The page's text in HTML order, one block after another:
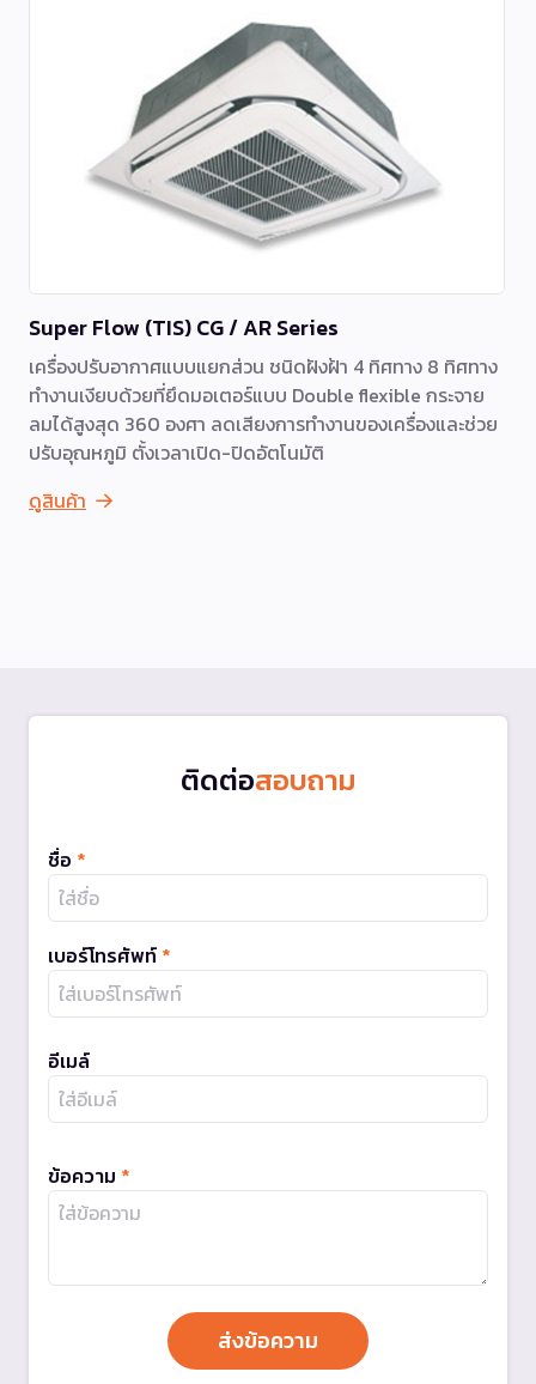
Super Flow (TIS) CG / AR Series
เครื่องปรับอากาศแบบแยกส่วน ชนิดฝังฝ้า 4 ทิศทาง 8 ทิศทาง
ทำงานเงียบด้วยที่ยึดมอเตอร์แบบ Double flexible กระจาย
ลมได้สูงสุด 360 องศา ลดเสียงการทำงานของเครื่องและช่วย
ปรับอุณหภูมิ ตั้งเวลาเปิด-ปิดอัตโนมัติ
ดูสินค้า
ติดต่อสอบถาม
ชื่อ *
เบอร์โทรศัพท์ *
อีเมล์
ข้อความ *